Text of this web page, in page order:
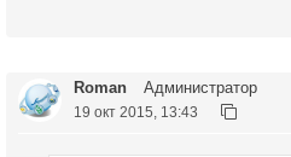
Roman Администратор
19 окт 2015, 13:43